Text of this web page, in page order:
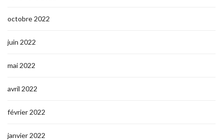
octobre 2022
juin 2022
mai 2022
avril 2022
février 2022
janvier 2022